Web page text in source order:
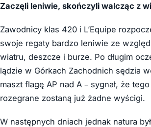
Zaczęli leniwie, skończyli walcząc z
Zawodnicy klas 420 i L’Equipe
swoje regaty bardzo leniwie ze
wiatru, deszcze i burze. Po długim
lądzie w Górkach Zachodnich sędzia
maszt flagę AP nad A – sygnał, że
rozegrane zostaną już żadne wyścigi.
W następnych dniach jednak natura